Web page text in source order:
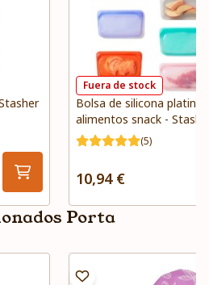
Fuera de stock
Bolsa de silicona platino
alimentos snack -
(5)
10,94 €
Porta